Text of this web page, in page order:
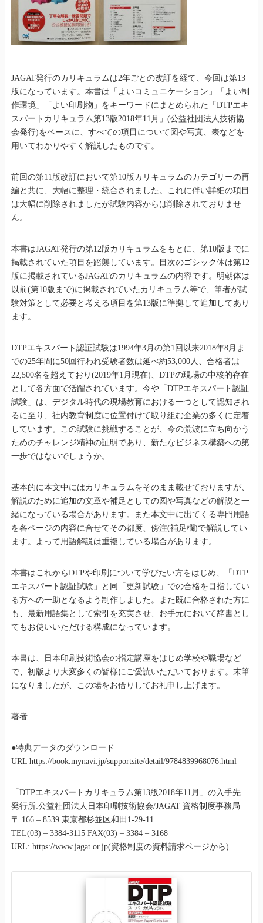
–
JAGAT発行のカリキュラムは2年ごとの改訂を経て、今回は第13
版になっています。本書は「よいコミュニケーション」「よい制
作環境」「よい印刷物」をキーワードにまとめられた「DTPエキ
スパートカリキュラム第13版2018年11月」(公益社団法人技術協
会発行)をベースに、すべての項目について図や写真、表などを
用いてわかりやすく解説したものです。
前回の第11版改訂において第10版カリキュラムのカテゴリーの再
編と共に、大幅に整理・統合されました。これに伴い詳細の項目
は大幅に削除されましたが試験内容からは削除されておりませ
ん。
本書はJAGAT発行の第12版カリキュラムをもとに、第10版までに
掲載されていた項目を踏襲しています。目次のゴシック体は第12
版に掲載されているJAGATのカリキュラムの内容です。明朝体は
以前(第10版まで)に掲載されていたカリキュラム等で、筆者が試
験対策として必要と考える項目を第13版に準拠して追加してあり
ます。
DTPエキスパート認証試験は1994年3月の第1回以来2018年8月ま
での25年間に50回行われ受験者数は延べ約53,000人、合格者は
22,500名を超えており(2019年1月現在)、DTPの現場の中核的存在
として各方面で活躍されています。今や「DTPエキスパート認証
試験」は、デジタル時代の現場教育における一つとして認知され
るに至り、社内教育制度に位置付けて取り組む企業の多くに定着
しています。この試験に挑戦することが、今の荒波に立ち向かう
ためのチャレンジ精神の証明であり、新たなビジネス構築への第
一歩ではないでしょうか。
基本的に本文中にはカリキュラムをそのまま載せておりますが、
解説のために追加の文章や補足としての図や写真などの解説と一
緒になっている場合があります。また本文中に出てくる専門用語
を各ページの内容に合せてその都度、傍注(補足欄)で解説してい
ます。よって用語解説は重複している場合があります。
本書はこれからDTPや印刷について学びたい方をはじめ、「DTP
エキスパート認証試験」と同「更新試験」での合格を目指してい
る方への一助となるよう制作しました。また既に合格された方に
も、最新用語集として索引を充実させ、お手元において辞書とし
てもお使いいただける構成になっています。
本書は、日本印刷技術協会の指定講座をはじめ学校や職場など
で、初版より大変多くの皆様にご愛読いただいております。末筆
になりましたが、この場をお借りしてお礼申し上げます。
著者
●特典データのダウンロード
URL https://book.mynavi.jp/supportsite/detail/9784839968076.html
「DTPエキスパートカリキュラム第13版2018年11月」の入手先
発行所:公益社団法人日本印刷技術協会/JAGAT 資格制度事務局
〒 166 – 8539 東京都杉並区和田1-29-11
TEL(03) – 3384-3115 FAX(03) – 3384 – 3168
URL: https://www.jagat.or.jp(資格制度の資料請求ページから)